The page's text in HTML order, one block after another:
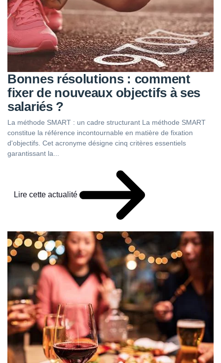
Bonnes résolutions : comment
fixer de nouveaux objectifs à ses
salariés ?
La méthode SMART : un cadre structurant La méthode SMART
constitue la référence incontournable en matière de fixation
d'objectifs. Cet acronyme désigne cinq critères essentiels
garantissant la...
Lire cette actualité